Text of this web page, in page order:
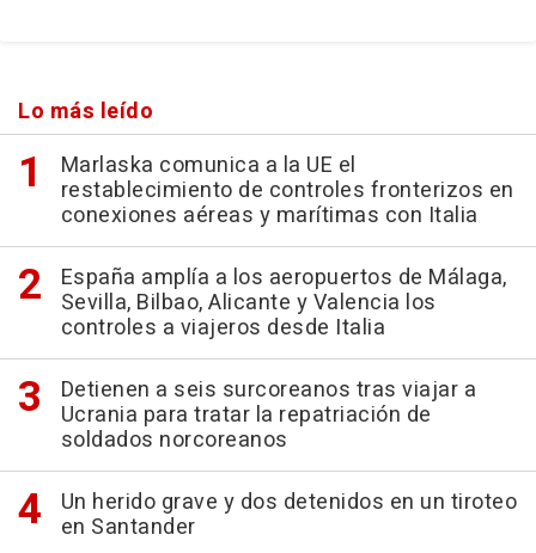
Lo más leído
Marlaska comunica a la UE el
restablecimiento de controles fronterizos en
conexiones aéreas y marítimas con Italia
España amplía a los aeropuertos de Málaga,
Sevilla, Bilbao, Alicante y Valencia los
controles a viajeros desde Italia
Detienen a seis surcoreanos tras viajar a
Ucrania para tratar la repatriación de
soldados norcoreanos
Un herido grave y dos detenidos en un tiroteo
en Santander